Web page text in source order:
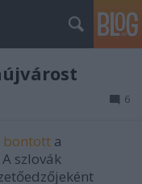
6
bontott a
szlovák